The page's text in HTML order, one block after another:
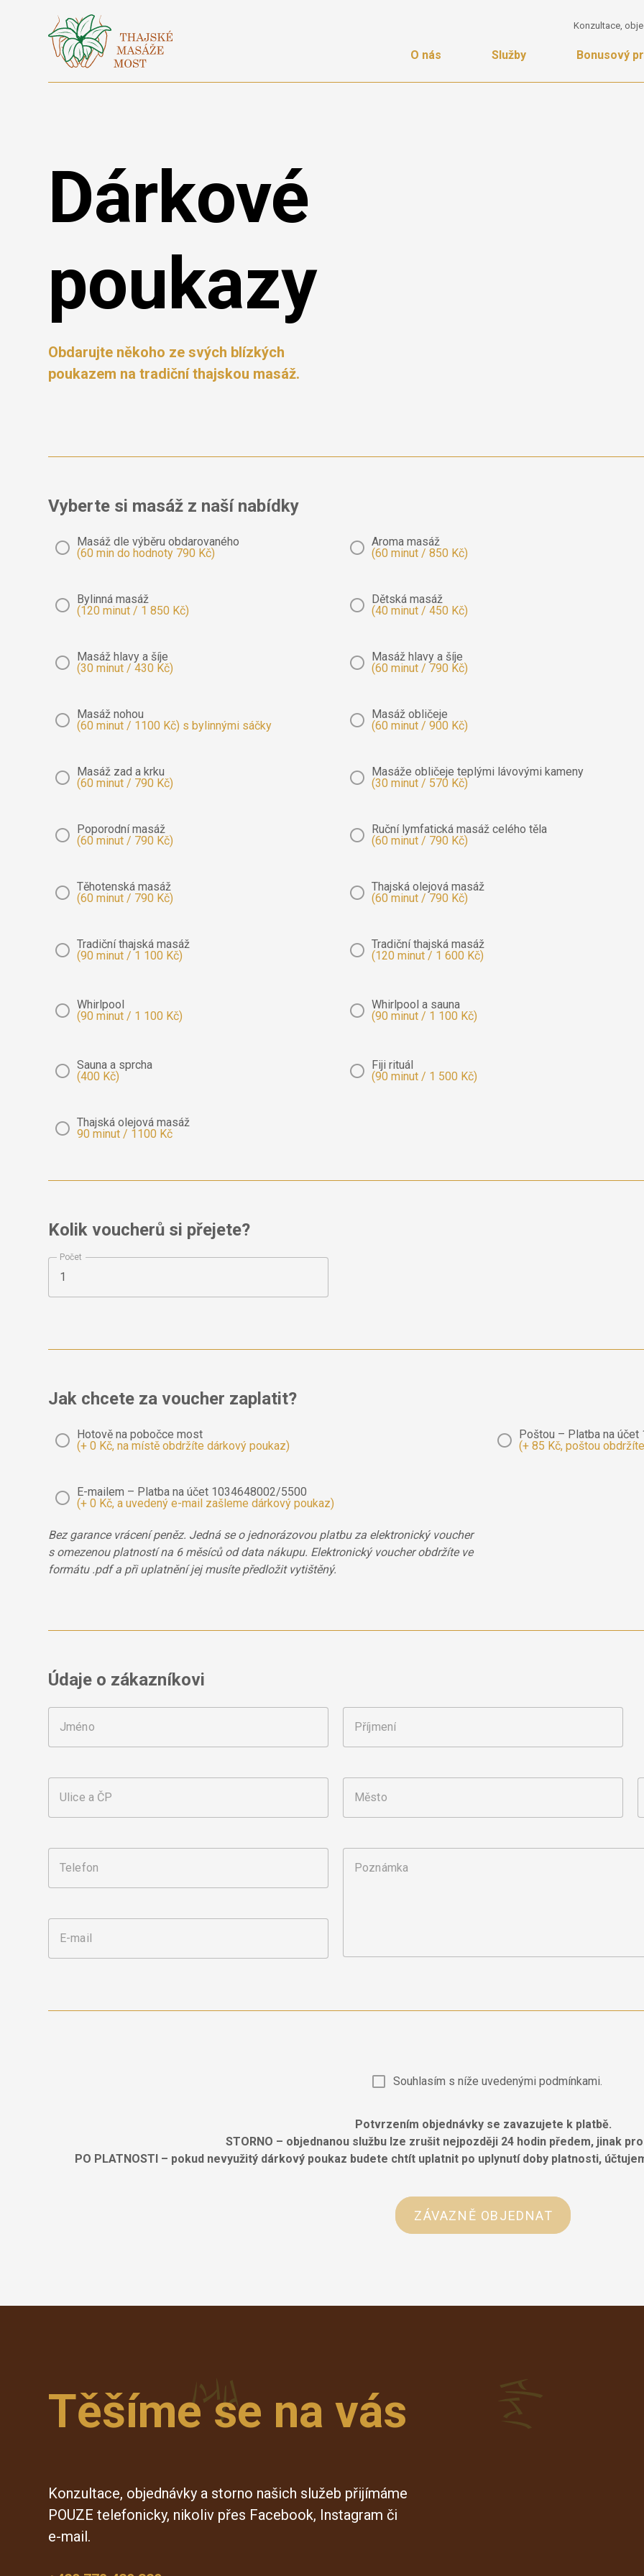
Konzultace,
O nás Služby Bonusový
Dárkové
poukazy
Obdarujte někoho ze svých blízkých
poukazem na tradiční thajskou masáž.
Vyberte si masáž z naší nabídky
Masáž dle výběru obdarovaného
(60 min do hodnoty 790 Kč)
Aroma masáž
(60 minut / 850 Kč)
Bylinná masáž
(120 minut / 1 850 Kč)
Dětská masáž
(40 minut / 450 Kč)
Masáž hlavy a šíje
(30 minut / 430 Kč)
Masáž hlavy a šíje
(60 minut / 790 Kč)
Masáž nohou
(60 minut / 1100 Kč) s bylinnými sáčky
Masáž obličeje
(60 minut / 900 Kč)
Masáž zad a krku
(60 minut / 790 Kč)
Masáže obličeje teplými lávovými kameny
(30 minut / 570 Kč)
Poporodní masáž
(60 minut / 790 Kč)
Ruční lymfatická masáž celého těla
(60 minut / 790 Kč)
Těhotenská masáž
(60 minut / 790 Kč)
Thajská olejová masáž
(60 minut / 790 Kč)
Tradiční thajská masáž
(90 minut / 1 100 Kč)
Tradiční thajská masáž
(120 minut / 1 600 Kč)
Whirlpool
(90 minut / 1 100 Kč)
Whirlpool a sauna
(90 minut / 1 100 Kč)
Sauna a sprcha
(400 Kč)
Fiji rituál
(90 minut / 1 500 Kč)
Thajská olejová masáž
90 minut / 1100 Kč
Kolik voucherů si přejete?
Počet
Jak chcete za voucher zaplatit?
Hotově na pobočce most
(+ 0 Kč, na místě obdržíte dárkový poukaz)
Poštou – Platba na
(+ 85 Kč, poštou
E-mailem – Platba na účet 1034648002/5500
(+ 0 Kč, a uvedený e-mail zašleme dárkový poukaz)
Bez garance vrácení peněz. Jedná se o jednorázovou platbu za elektronický voucher
s omezenou platností na 6 měsíců od data nákupu. Elektronický voucher obdržíte ve
formátu .pdf a při uplatnění jej musíte předložit vytištěný.
Údaje o zákazníkovi
Jméno Příjmení
Ulice a ČP Město
Telefon
E-mail
Poznámka
Souhlasím s níže uvedenými podmínkami.
Potvrzením objednávky se zavazujete k platbě.
STORNO – objednanou službu lze zrušit nejpozději 24 hodin předem, jinak
PO PLATNOSTI – pokud nevyužitý dárkový poukaz budete chtít uplatnit po uplynutí doby platnosti,
ZÁVAZNĚ OBJEDNAT
Těšíme se na vás
Konzultace, objednávky a storno našich služeb přijímáme
POUZE telefonicky, nikoliv přes Facebook, Instagram či
e-mail.